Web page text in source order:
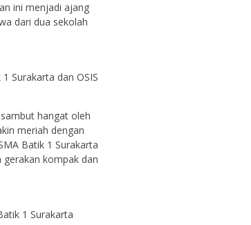
ini menjadi ajang
dari dua sekolah
Surakarta dan OSIS
hangat oleh
meriah dengan
Batik 1 Surakarta
kompak dan
1 Surakarta